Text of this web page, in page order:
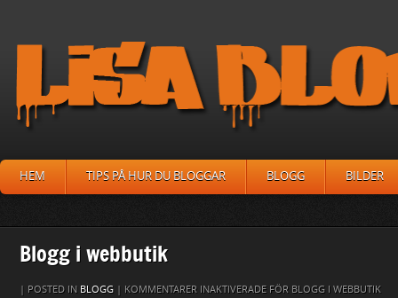
HEM TIPS PÅ HUR DU BLOGGAR BLOGG BILDER
Blogg i webbutik
| POSTED IN BLOGG | KOMMENTARER INAKTIVERADE FÖR BLOGG I WEBBUTIK